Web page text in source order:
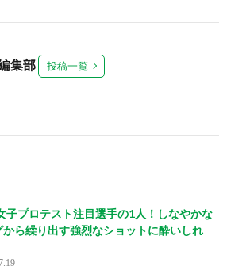
集部 投稿一覧
子プロテスト注目選手の1人！しなやかな
から繰り出す強烈なショットに酔いしれ